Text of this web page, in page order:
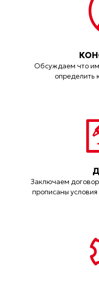
Обсуждаем что
определить
Заключаем договор
прописаны